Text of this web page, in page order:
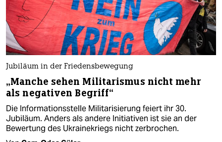
Jubiläum in der Friedensbewegung
„Manche sehen Militarismus nicht mehr
als negativen Begriff“
Die Informationsstelle Militarisierung feiert ihr 30.
Jubiläum. Anders als andere Initiativen ist sie an der
Bewertung des Ukrainekriegs nicht zerbrochen.